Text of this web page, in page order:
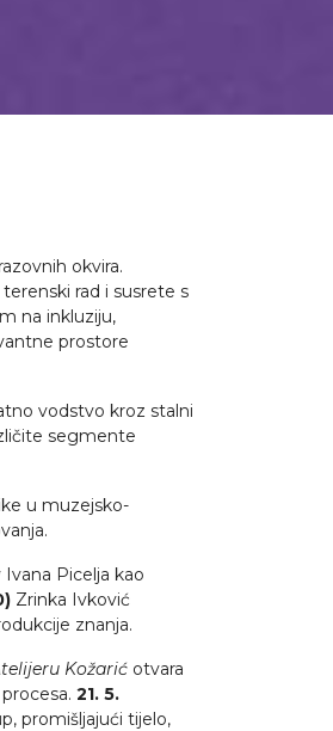
okvira.
rad i susrete s
na inkluziju,
prostore
vodstvo kroz stalni
segmente
u muzejsko-
Ivana Picelja kao
Zrinka Ivković
znanja.
Kožarić otvara
21. 5.
promišljajući tijelo,